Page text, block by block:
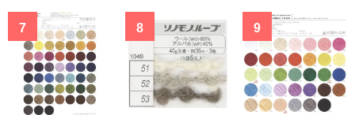
7 8 9